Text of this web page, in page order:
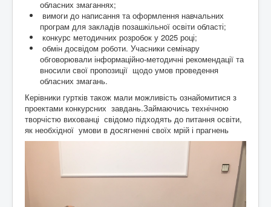
обласних змаганнях;
вимоги до написання та оформлення навчальних
програм для закладів позашкільної освіти області;
конкурс методичних розробок у 2025 році;
обмін досвідом роботи. Учасники семінару
обговорювали інформаційно-методичні рекомендації та
вносили свої пропозиції щодо умов проведення
обласних змагань.
Керівники гуртків також мали можливість ознайомитися з
проектами конкурсних завдань.Займаючись технічною
творчістю вихованці свідомо підходять до питання освіти,
як необхідної умови в досягненні своїх мрій і прагнень